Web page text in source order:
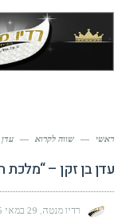
ראשי — שווה לקרוא —
עדן בן זקן – “מלכת
רדיו מנטה 29 במאי 2015